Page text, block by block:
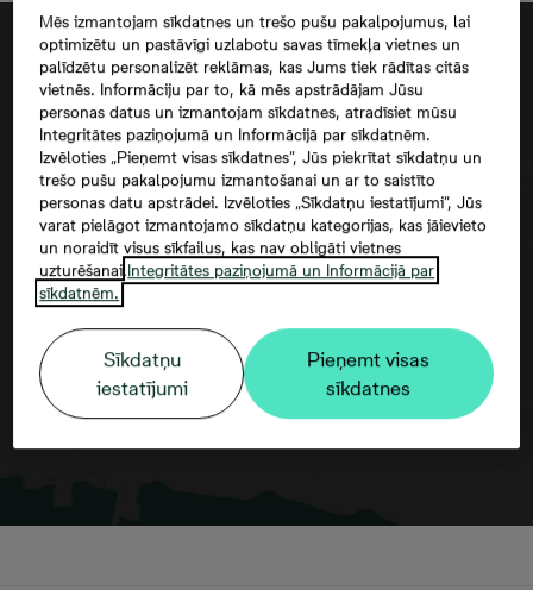
Google maps trešās puses datu
izmantošana
Mēs izmantojam sīkdatnes un trešo pušu pakalpojumus, lai
optimizētu un pastāvīgi uzlabotu savas tīmekļa vietnes un
palīdzētu personalizēt reklāmas, kas Jums tiek rādītas citās
vietnēs. Informāciju par to, kā mēs apstrādājam Jūsu
personas datus un izmantojam sīkdatnes, atradīsiet mūsu
Integritātes paziņojumā un Informācijā par sīkdatnēm.
Izvēloties „Pieņemt visas sīkdatnes”, Jūs piekrītat sīkdatņu un
trešo pušu pakalpojumu izmantošanai un ar to saistīto
personas datu apstrādei. Izvēloties „Sīkdatņu iestatījumi”, Jūs
varat pielāgot izmantojamo sīkdatņu kategorijas, kas jāievieto
un noraidīt visus sīkfailus, kas nav obligāti vietnes
uzturēšanai.Integritātes paziņojumā un Informācijā par
sīkdatnēm.
Sīkdatņu
iestatījumi
Pieņemt visas
sīkdatnes